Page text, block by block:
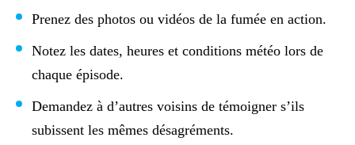
Prenez des photos ou vidéos de la fumée en action.
Notez les dates, heures et conditions météo lors de
chaque épisode.
Demandez à d’autres voisins de témoigner s’ils
subissent les mêmes désagréments.